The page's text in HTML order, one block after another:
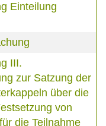
Einteilung
III.
zur Satzung der
über die
von
die Teilnahme